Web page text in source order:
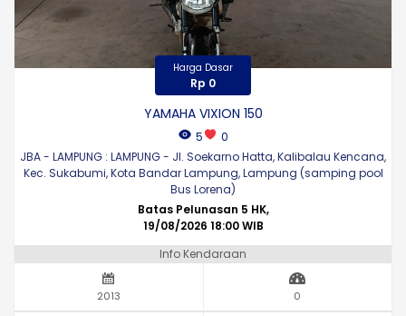
Harga Dasar
Rp 0
YAMAHA VIXION 150
5
0
JBA - LAMPUNG : LAMPUNG - Jl. Soekarno Hatta, Kalibalau Kencana,
Kec. Sukabumi, Kota Bandar Lampung, Lampung (samping pool
Bus Lorena)
Batas Pelunasan 5 HK,
19/08/2026 18:00 WIB
Info Kendaraan
2013 0